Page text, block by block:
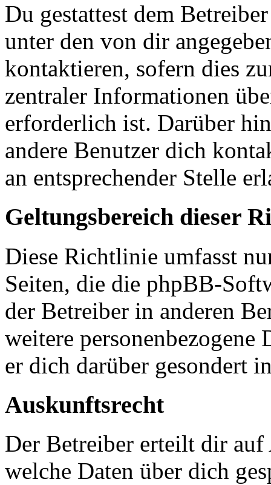
Du gestattest dem
unter den von dir
kontaktieren, sofern dies
zentraler Informationen
erforderlich ist. Darüber
andere Benutzer dich
an entsprechender Stelle
Geltungsbereich dieser
Diese Richtlinie umfasst
Seiten, die die phpBB-
der Betreiber in anderen
weitere personenbezogene
er dich darüber gesondert
Auskunftsrecht
Der Betreiber erteilt dir
welche Daten über dich